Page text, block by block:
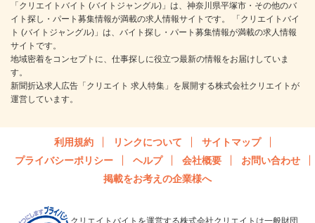
「クリエイトバイト (バイトジャングル)」は、神奈川県平塚市・その他のバ
イト探し・パート募集情報が満載の求人情報サイトです。 「クリエイトバイ
ト (バイトジャングル)」は、バイト探し・パート募集情報が満載の求人情報
サイトです。
地域密着をコンセプトに、仕事探しに役立つ最新の情報をお届けしていま
す。
新聞折込求人広告「クリエイト 求人特集」を展開する株式会社クリエイトが
運営しています。
利用規約 リンクについて
サイトマップ
プライバシーポリシー
ヘルプ 会社概要
お問い合わせ
掲載をお考えの企業様へ